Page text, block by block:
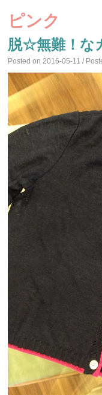
TO
CONTENT
ピンク
脱☆無難！な
Posted on2016-05-11 /